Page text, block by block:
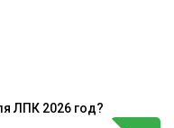
ЛПК 2026 год?